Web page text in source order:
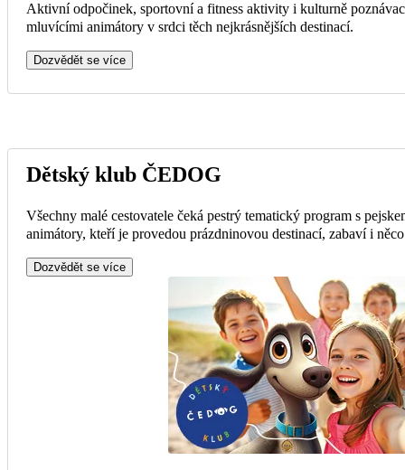
Aktivní odpočinek, sportovní a fitness aktivity i kulturně
mluvícími animátory v srdci těch nejkrásnějších destinací.
Dozvědět se více
Dětský klub ČEDOG
Všechny malé cestovatele čeká pestrý tematický program s
animátory, kteří je provedou prázdninovou destinací, zabaví i
Dozvědět se více